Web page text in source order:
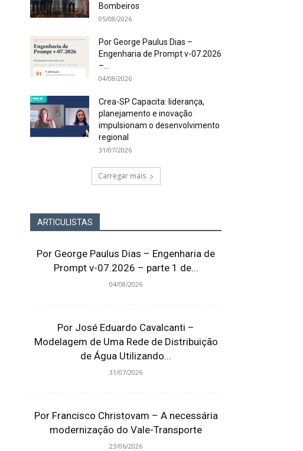
Bombeiros
05/08/2026
Por George Paulus Dias –
Engenharia de Prompt v-07.2026
–...
04/08/2026
Crea-SP Capacita: liderança,
planejamento e inovação
impulsionam o desenvolvimento
regional
31/07/2026
Carregar mais
ARTICULISTAS
Por George Paulus Dias – Engenharia de
Prompt v-07.2026 – parte 1 de...
04/08/2026
Por José Eduardo Cavalcanti –
Modelagem de Uma Rede de Distribuição
de Água Utilizando...
31/07/2026
Por Francisco Christovam – A necessária
modernização do Vale-Transporte
23/06/2026